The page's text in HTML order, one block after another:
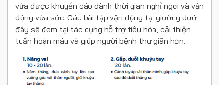
vừa được khuyến cáo dành thời gian nghỉ ngơi và vận
động vừa sức. Các bài tập vận động tại giường dưới
đây sẽ đem tại tác dụng hỗ trợ tiêu hóa, cải thiện
tuần hoàn máu và giúp người bệnh thư giãn hơn.